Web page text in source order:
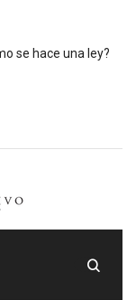
se hace una ley?